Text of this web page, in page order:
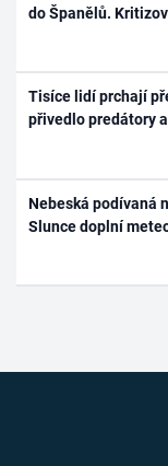
do Španělů.
Tisíce lidí prchají
přivedlo predátory
Nebeská podívaná
Slunce doplní